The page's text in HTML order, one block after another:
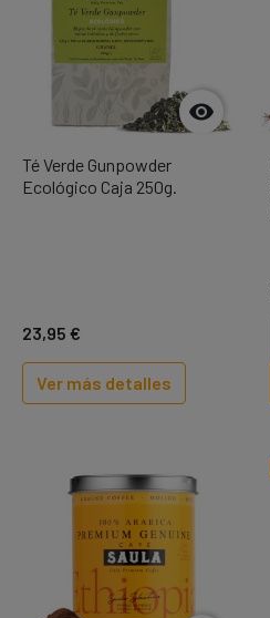

Té Verde Gunpowder
Ecológico Caja 250g.
23,95 €
Ver más detalles